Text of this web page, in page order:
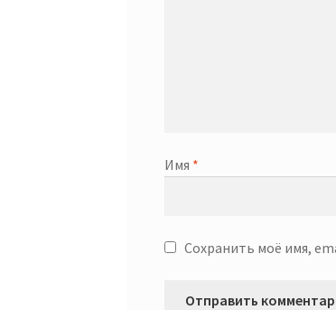
Имя *
Сохранить моё имя,